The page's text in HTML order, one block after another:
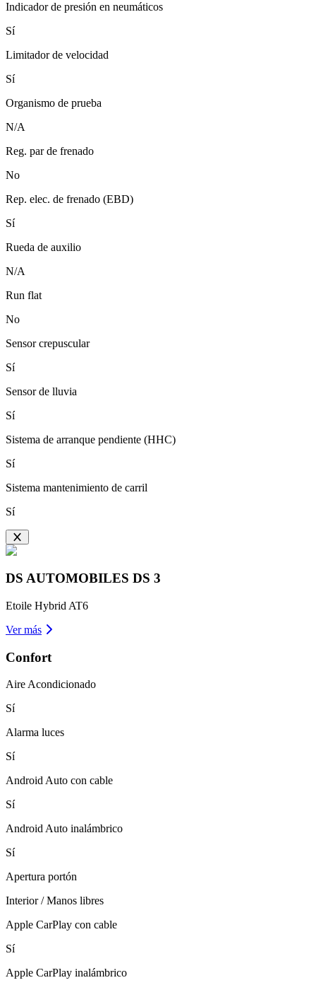
Indicador de presión en neumáticos
Sí
Limitador de velocidad
Sí
Organismo de prueba
N/A
Reg. par de frenado
No
Rep. elec. de frenado (EBD)
Sí
Rueda de auxilio
N/A
Run flat
No
Sensor crepuscular
Sí
Sensor de lluvia
Sí
Sistema de arranque pendiente (HHC)
Sí
Sistema mantenimiento de carril
Sí
DS AUTOMOBILES DS 3
Etoile Hybrid AT6
Ver más
Confort
Aire Acondicionado
Sí
Alarma luces
Sí
Android Auto con cable
Sí
Android Auto inalámbrico
Sí
Apertura portón
Interior / Manos libres
Apple CarPlay con cable
Sí
Apple CarPlay inalámbrico